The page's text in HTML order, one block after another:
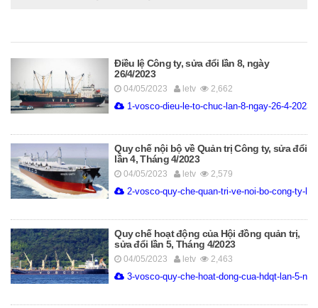
Điều lệ Công ty, sửa đổi lần 8, ngày
26/4/2023
04/05/2023 letv 2,662
1-vosco-dieu-le-to-chuc-lan-8-ngay-26-4-
Quy chế nội bộ về Quản trị Công ty, sửa đổi
lần 4, Tháng 4/2023
04/05/2023 letv 2,579
2-vosco-quy-che-quan-tri-ve-noi-bo-cong-ty-
Quy chế hoạt động của Hội đồng quản trị,
sửa đổi lần 5, Tháng 4/2023
04/05/2023 letv 2,463
3-vosco-quy-che-hoat-dong-cua-hdqt-lan-5-